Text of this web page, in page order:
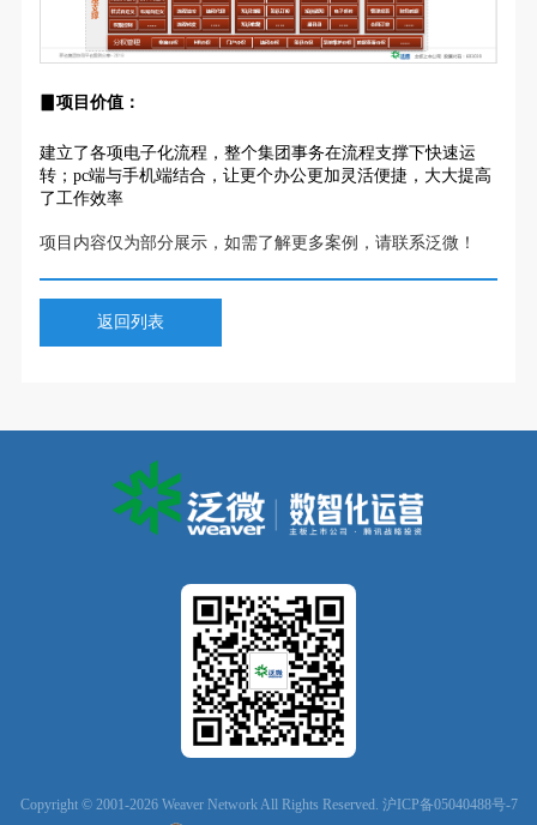
▊项目价值：
建立了各项电子化流程，整个集团事务在流程支撑下快速运
转；pc端与手机端结合，让更个办公更加灵活便捷，大大提高
了工作效率
项目内容仅为部分展示，如需了解更多案例，请联系泛微！
返回列表
Copyright © 2001-2026 Weaver Network All Rights Reserved. 沪ICP备05040488号-7